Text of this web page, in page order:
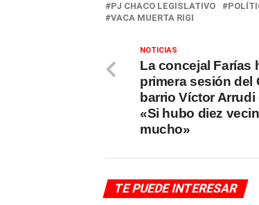
PJ CHACO LEGISLATIVO
VACA MUERTA RIGI
NOTICIAS
La concejal Farías
primera sesión del
barrio Víctor Arrudi
«Si hubo diez
mucho»
TE PUEDE INTERESAR